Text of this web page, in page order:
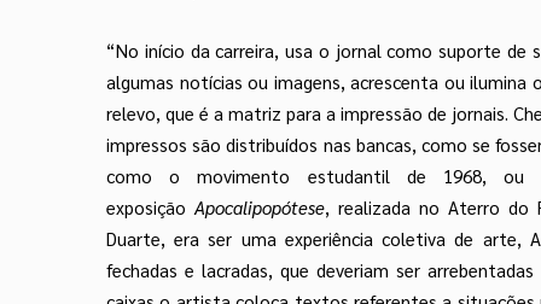
“No início da carreira, usa o jornal como suporte de
algumas notícias ou imagens, acrescenta ou
relevo, que é a matriz para a impressão de jornais.
impressos são distribuídos nas bancas, como se
como o movimento estudantil de 1968, ou
exposição Apocalipopótese, realizada no Aterro do
Duarte, era ser uma experiência coletiva de arte,
fechadas e lacradas, que deveriam ser